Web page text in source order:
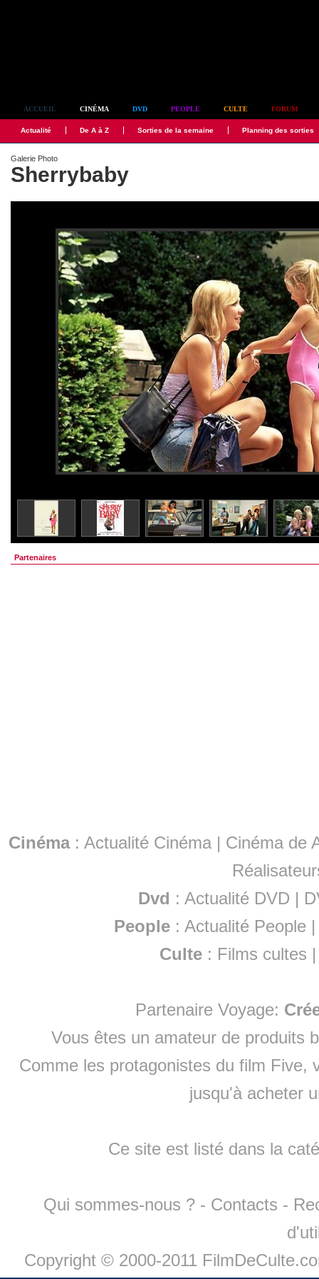
ACCUEIL CINÉMA DVD PEOPLE CULTE FORUM
Actualité De A à Z Sorties de la semaine Planning des sorties
Galerie Photo
Sherrybaby
Partenaires
Cinéma: Actualité Cinéma | Cinéma de
Dvd : Actualité DVD |
People :Actualité People
Culte : Films cultes
Partenaire Voyage:
Vous êtes un amateur de produits
Comme les protagonistes du film Five,
jusqu'à acheter
Ce site est listé dans la
Qui sommes-nous ? - Contacts -
Copyright © 2000-2011